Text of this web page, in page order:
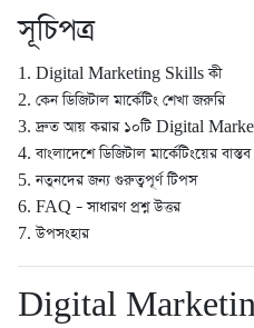
সূচিপত্র
1. Digital Marketing Skills কী
2. কেন ডিজিটাল মার্কেটিং শেখা জরুরি
3. দ্রুত আয় করার ১০টি Digital
4. বাংলাদেশে ডিজিটাল মার্কেটিংয়ের
5. নতুনদের জন্য গুরুত্বপূর্ণ টিপস
6. FAQ – সাধারণ প্রশ্ন উত্তর
7. উপসংহার
Digital